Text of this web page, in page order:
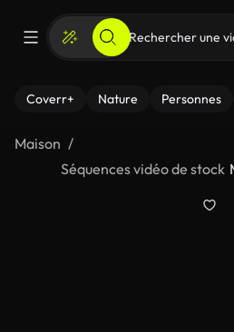
Coverr+ Nature Personnes
Maison
Séquences vidéo de stock